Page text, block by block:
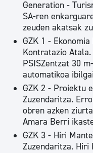
Generation -
SA-ren
zeuden akatsak
GZK 1 -
Kontratazio Atala.
PSISZentzat 30
automatikoa
GZK 2 - Proiektu
Zuzendaritza.
obren azken
Amara Berri
GZK 3 - Hiri
Zuzendaritza.